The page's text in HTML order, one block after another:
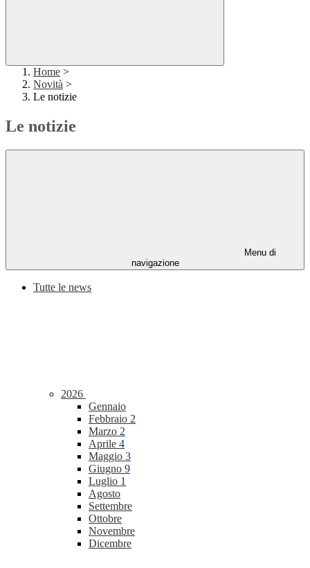
Home >
Novità >
Le notizie
Le notizie
Menu di
navigazione
Tutte le news
2026
Gennaio
Febbraio 2
Marzo 2
Aprile 4
Maggio 3
Giugno 9
Luglio 1
Agosto
Settembre
Ottobre
Novembre
Dicembre